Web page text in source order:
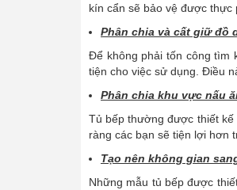
kín cẩn sẽ bảo vệ được thực
Phân chia và cất giữ đồ
Để không phải tốn công tìm
tiện cho việc sử dụng. Điều
Phân chia khu vực nấu
Tủ bếp thường được thiết
ràng các bạn sẽ tiện lợi hơn
Tạo nên không gian
Những mẫu tủ bếp được